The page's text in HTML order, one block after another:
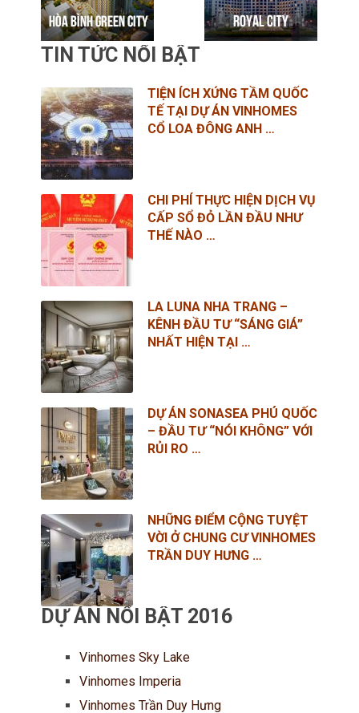
TIN TỨC NỔI BẬT
TIỆN ÍCH XỨNG TẦM QUỐC
TẾ TẠI DỰ ÁN VINHOMES
CỔ LOA ĐÔNG ANH …
CHI PHÍ THỰC HIỆN DỊCH VỤ
CẤP SỔ ĐỎ LẦN ĐẦU NHƯ
THẾ NÀO …
LA LUNA NHA TRANG –
KÊNH ĐẦU TƯ “SÁNG GIÁ”
NHẤT HIỆN TẠI …
DỰ ÁN SONASEA PHÚ QUỐC
– ĐẦU TƯ “NÓI KHÔNG” VỚI
RỦI RO …
NHỮNG ĐIỂM CỘNG TUYỆT
VỜI Ở CHUNG CƯ VINHOMES
TRẦN DUY HƯNG …
DỰ ÁN NỔI BẬT 2016
Vinhomes Sky Lake
Vinhomes Imperia
Vinhomes Trần Duy Hưng